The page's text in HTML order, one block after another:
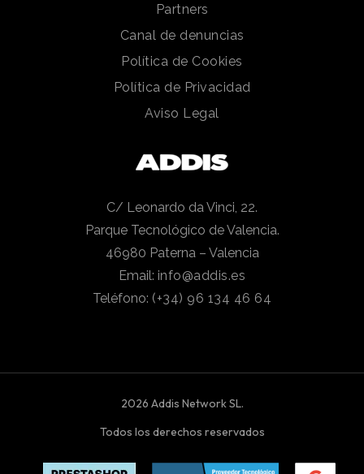
Partners
Canal de denuncias
Política de Cookies
Política de Privacidad
Aviso Legal
C/ Leonardo da Vinci, 22.
Parque Tecnológico de Valencia.
46980 Paterna – Valencia
Email: info@addis.es
Teléfono: (+34) 96 134 46 64
2026 Addis Network SL.
Todos los derechos reservados